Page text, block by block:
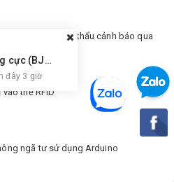
vân tay và mật khẩu cảnh báo qua
thẻ RFID
ngã tư sử dụng Arduino
Transistor lưỡng cực (BJT) Onsemi BC547CBU NPN
đây 3 giờ